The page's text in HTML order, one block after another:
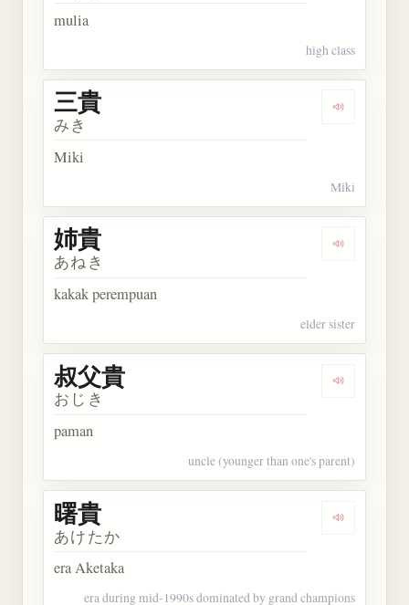
mulia
high class
Dengarkan
三貴
みき
Miki
Miki
Dengarkan
姉貴
あねき
kakak perempuan
elder sister
Dengarkan
叔父貴
おじき
paman
uncle (younger than one's parent)
Dengarkan
曙貴
あけたか
era Aketaka
era during mid-1990s dominated by grand champions